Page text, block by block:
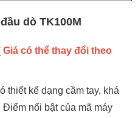
dò TK100M
Giá có thể thay đổi theo
thiết kế dạng cầm tay, khá
nổi bật của mã máy